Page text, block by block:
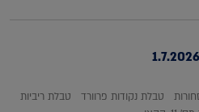
טבלת נקודות פרוורד טבלת ריביות